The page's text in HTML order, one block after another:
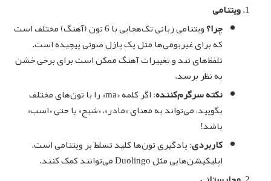
ویتنامی
چرا؟
ویتنامی زبانی تک‌هجایی با 6 تون (آهنگ) مختلف است
که برای غیربومی‌ها مثل یک پازل صوتی پیچیده است.
تلفظ‌های تند و تغییرات آهنگ ممکن است برای برخی خشن
به نظر برسد.
نکته سرگرم‌کننده
: اگر کلمه «ma» را با تون‌های مختلف
بگویید، می‌تواند به معنای «مادر»، «شبح» یا حتی «اسب»
باشد!
کاربردی: یادگیری تون‌ها کلید تسلط بر ویتنامی است.
اپلیکیشن‌هایی مثل Duolingo می‌توانند کمک کنند.